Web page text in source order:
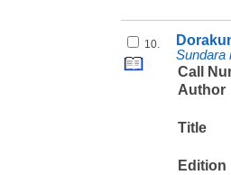
10.
Sundara
Call
Author
Title
Edition